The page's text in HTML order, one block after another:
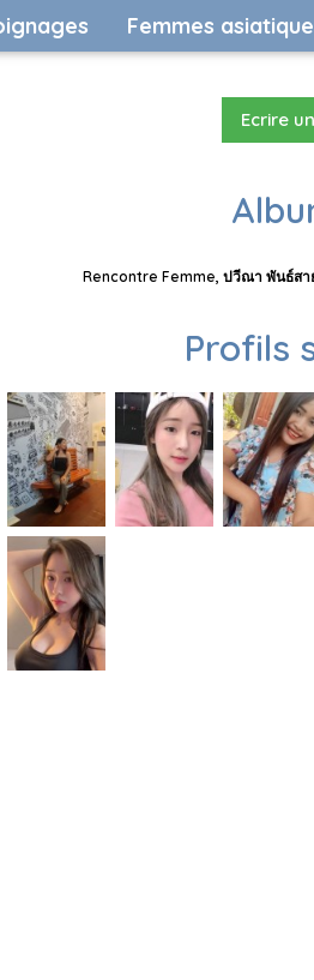
Femmes
Ecrire
Rencontre Femme, ปวีณา พันธ์สา
Profils